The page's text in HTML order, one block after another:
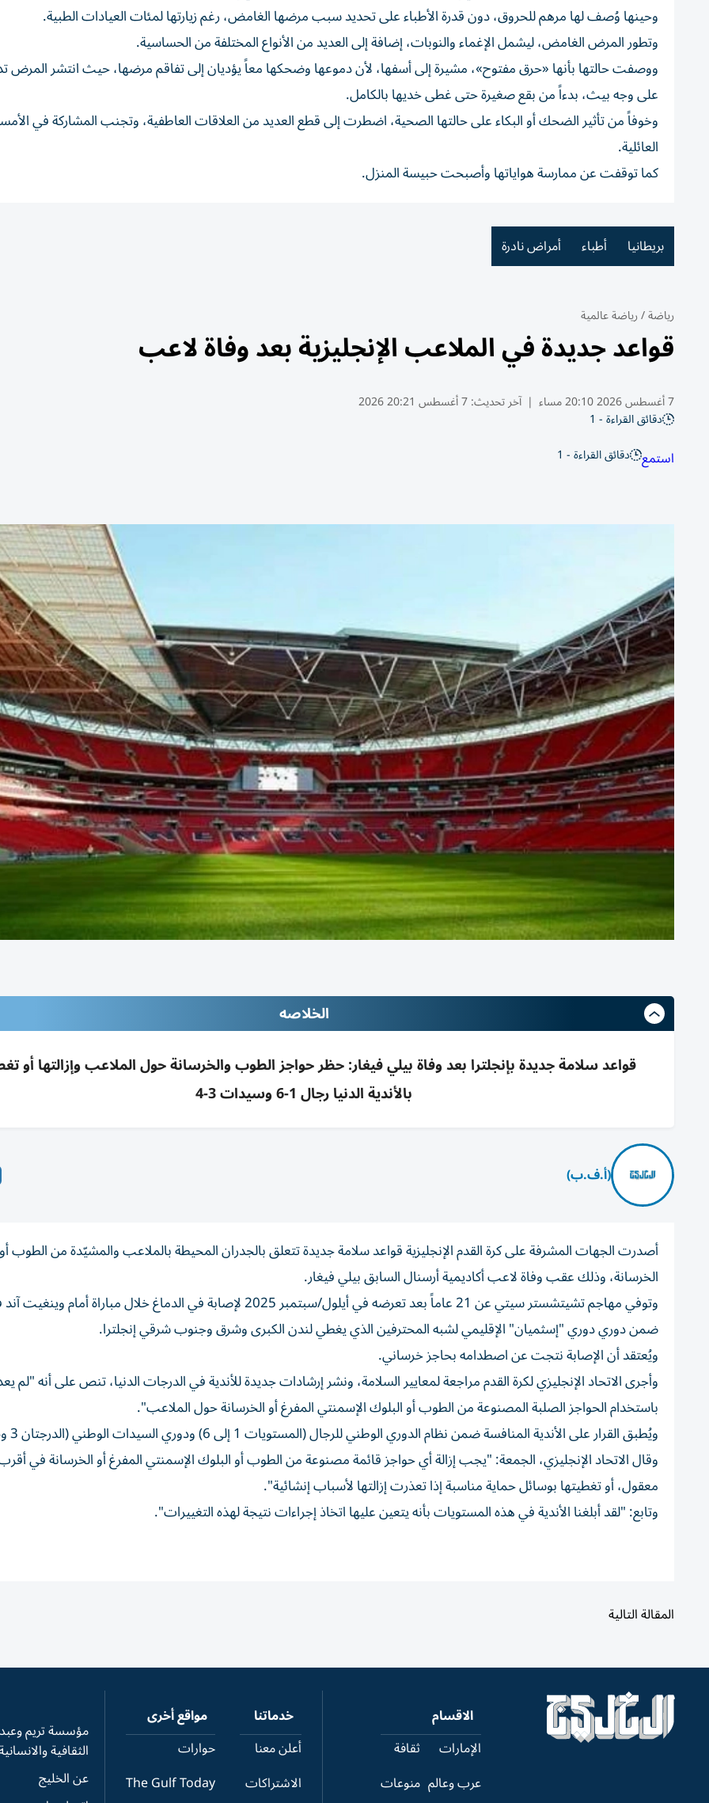
وحينها وُصف لها مرهم للحروق، دون قدرة الأطباء على تحديد سبب مرضها الغامض، رغم زيارتها لمئات العيادات الطبية.
وتطور المرض الغامض، ليشمل الإغماء والنوبات، إضافة إلى العديد من الأنواع المختلفة من الحساسية.
ووصفت حالتها بأنها «حرق مفتوح»، مشيرة إلى أسفها، لأن دموعها وضحكها معاً يؤديان إلى تفاقم مرضها، حيث انتشر المرض
على وجه بيث، بدءاً من بقع صغيرة حتى غطى خديها بالكامل.
وخوفاً من تأثير الضحك أو البكاء على حالتها الصحية، اضطرت إلى قطع العديد من العلاقات العاطفية، وتجنب المشاركة في
العائلية.
كما توقفت عن ممارسة هواياتها وأصبحت حبيسة المنزل.
بريطانيا أطباء أمراض نادرة
رياضة/رياضة عالمية
قواعد جديدة في الملاعب الإنجليزية بعد وفاة لاعب
7 أغسطس 2026 20:10 مساء | آخر تحديث:7 أغسطس 20:21 2026
دقائق القراءة - 1
استمع دقائق القراءة - 1
الخلاصه
قواعد سلامة جديدة بإنجلترا بعد وفاة بيلي فيغار: حظر حواجز الطوب والخرسانة حول الملاعب وإزالتها أو
بالأندية الدنيا رجال 1-6 وسيدات 3-4
(أ.ف.ب)
أصدرت الجهات المشرفة على كرة القدم الإنجليزية قواعد سلامة جديدة تتعلق بالجدران المحيطة بالملاعب والمشيّدة من الطوب أو
الخرسانة، وذلك عقب وفاة لاعب أكاديمية أرسنال السابق بيلي فيغار.
وتوفي مهاجم تشيتشستر سيتي عن 21 عاماً بعد تعرضه في أيلول/سبتمبر 2025 لإصابة في الدماغ خلال مباراة
ضمن دوري دوري "إسثميان" الإقليمي لشبه المحترفين الذي يغطي لندن الكبرى وشرق وجنوب شرقي إنجلترا.
ويُعتقد أن الإصابة نتجت عن اصطدامه بحاجز خرساني.
وأجرى الاتحاد الإنجليزي لكرة القدم مراجعة لمعايير السلامة، ونشر إرشادات جديدة للأندية في الدرجات الدنيا، تنص على أنه "لم
باستخدام الحواجز الصلبة المصنوعة من الطوب أو البلوك الإسمنتي المفرغ أو الخرسانة حول الملاعب".
ويُطبق القرار على الأندية المنافسة ضمن نظام الدوري الوطني للرجال (المستويات 1 إلى 6) ودوري السيدات الوطني (الدرجتان 3 و4).
وقال الاتحاد الإنجليزي، الجمعة: "يجب إزالة أي حواجز قائمة مصنوعة من الطوب أو البلوك الإسمنتي المفرغ أو الخرسانة في
معقول، أو تغطيتها بوسائل حماية مناسبة إذا تعذرت إزالتها لأسباب إنشائية".
وتابع: "لقد أبلغنا الأندية في هذه المستويات بأنه يتعين عليها اتخاذ إجراءات نتيجة لهذه التغييرات".
المقالة التالية
الاقسام
الإمارات
عرب وعالم
ثقافة
منوعات
خدماتنا
أعلن معنا
الاشتراكات
مواقع أخرى
حوارات
The Gulf Today
مؤسسة تريم
الثقافية
عن الخليج